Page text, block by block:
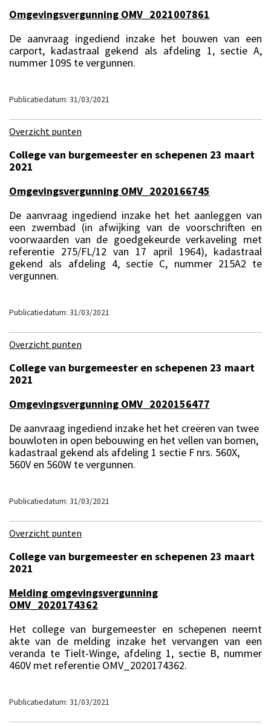
Omgevingsvergunning OMV_2021007861
De aanvraag ingediend inzake het bouwen van een
carport, kadastraal gekend als afdeling 1, sectie A,
nummer 109S te vergunnen.
Publicatiedatum: 31/03/2021
Overzicht punten
College van burgemeester en schepenen 23 maart
2021
Omgevingsvergunning OMV_2020166745
De aanvraag ingediend inzake het het aanleggen van
een zwembad (in afwijking van de voorschriften en
voorwaarden van de goedgekeurde verkaveling met
referentie 275/FL/12 van 17 april 1964), kadastraal
gekend als afdeling 4, sectie C, nummer 215A2 te
vergunnen.
Publicatiedatum: 31/03/2021
Overzicht punten
College van burgemeester en schepenen 23 maart
2021
Omgevingsvergunning OMV_2020156477
De aanvraag ingediend inzake het het creëren van twee
bouwloten in open bebouwing en het vellen van bomen,
kadastraal gekend als afdeling 1 sectie F nrs. 560X,
560V en 560W te vergunnen.
Publicatiedatum: 31/03/2021
Overzicht punten
College van burgemeester en schepenen 23 maart
2021
Melding omgevingsvergunning
OMV_2020174362
Het college van burgemeester en schepenen neemt
akte van de melding inzake het vervangen van een
veranda te Tielt-Winge, afdeling 1, sectie B, nummer
460V met referentie OMV_2020174362.
Publicatiedatum: 31/03/2021